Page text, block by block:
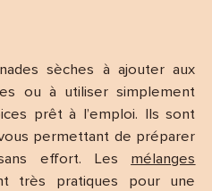
sèches à ajouter aux
ou à utiliser simplement
prêt à l’emploi. Ils sont
permettant de préparer
effort. Les mélanges
très pratiques pour une